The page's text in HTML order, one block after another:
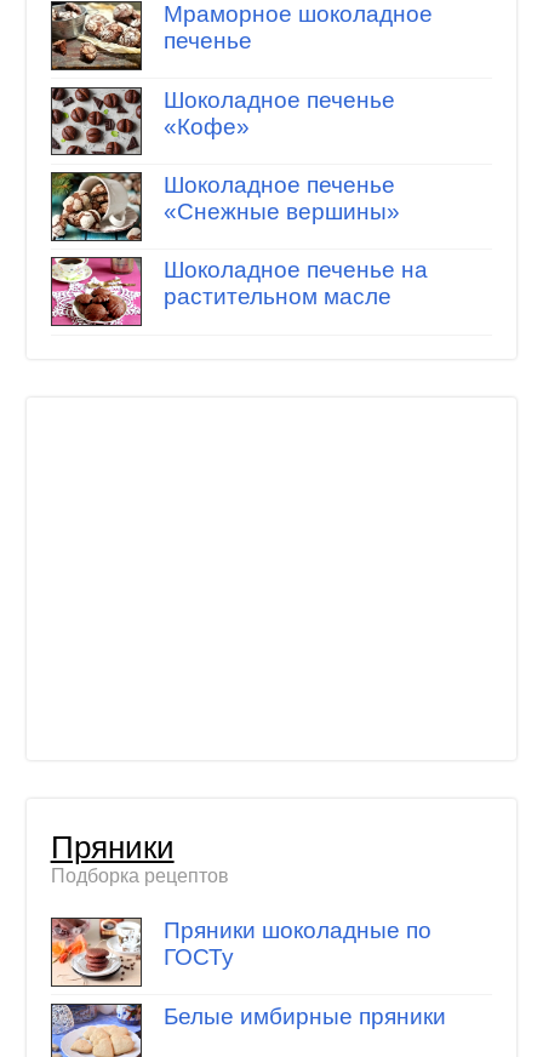
Мраморное шоколадное
печенье
Шоколадное печенье
«Кофе»
Шоколадное печенье
«Снежные вершины»
Шоколадное печенье на
растительном масле
Пряники
Подборка рецептов
Пряники шоколадные по
ГОСТу
Белые имбирные пряники